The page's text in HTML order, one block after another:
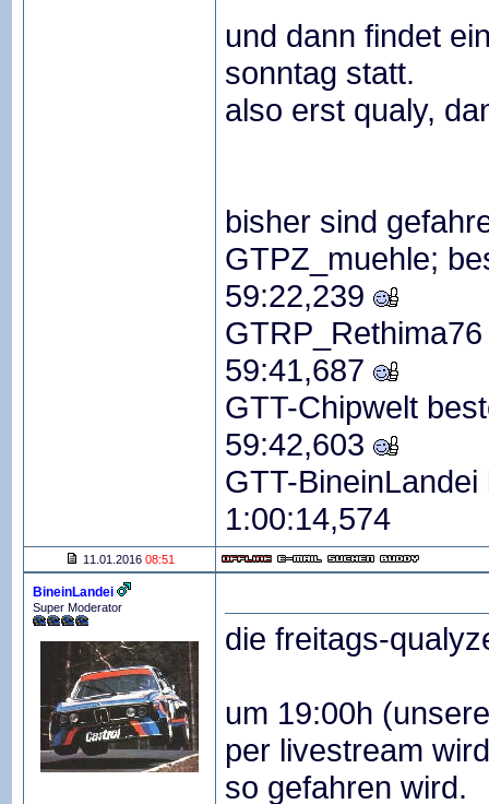
und dann findet
sonntag statt.
also erst qualy,
bisher sind
GTPZ_muehle;
59:22,239
59:41,687
GTT-Chipwelt
59:42,603
GTT-
1:00:14,574
11.01.2016 08:51
BineinLandei
Super Moderator
die freitags-
um 19:00h
per livestream
so gefahren wird.